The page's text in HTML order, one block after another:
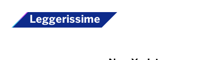
Leggerissime